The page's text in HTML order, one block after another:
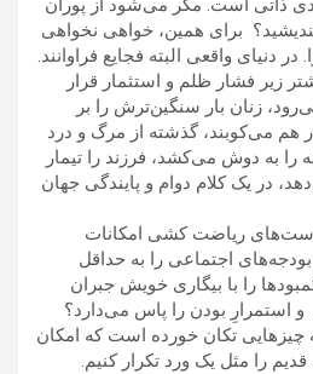
ذاتی است. مگر می‌شود از پوران
برای همین، خواهی نخواهی
واقعی البته فجایع فراوانند.
زیر فشار ظلم و استثمار قرار
زنان بار سنگین‌ترش را بر
هم می‌کوبند، گذشته از مرگ و درد
را به‌ دوش می‌کشد، فرزند را تیمار
در یک کلام دوام و پایندگی جهان
ریاضت کشی امکانات
اجتماعی را به حداقل
را با بیگاری خویش جبران
و استمرارِ بودن را پاس می‌دارد؟
چیزهایی تکان خورده است که امکان
را مثل یک ورد تکرار کنیم.